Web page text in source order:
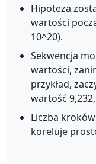
Hipoteza
wartości
10^20).
Sekwencja
wartości,
przykład,
wartość
Liczba
koreluje